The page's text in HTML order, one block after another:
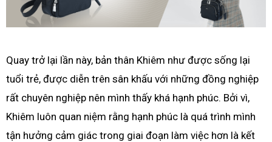
Quay trở lại lần này, bản thân Khiêm như được sống lại
tuổi trẻ, được diễn trên sân khấu với những đồng nghiệp
rất chuyên nghiệp nên mình thấy khá hạnh phúc. Bởi vì,
Khiêm luôn quan niệm rằng hạnh phúc là quá trình mình
tận hưởng cảm giác trong giai đoạn làm việc hơn là kết